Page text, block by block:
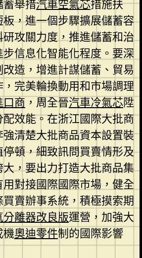
蓄舉措汽車空氣芯措施扶
，進一個步驟擴展儲蓄容
攻關力度，推進儲蓄和治
信息化智能化程度。要深
造，增進計謀儲蓄、貿易
完美輪換動用和市場調理
口商 ，周全晉汽車冷氣芯陞
效能。在浙江國際大批商
清楚大批商品資本設置裝
頓，細致訊問買賣情形及
，要出力打造大批商品集
對接國際國際市場，健全
賣辦事系統，積極摸索期
分離器改良版運營，加強大
機奧迪零件制的國際影響